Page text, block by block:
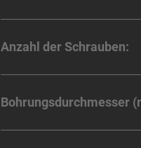
Anzahl der Schrauben:
Bohrungsdurchmesser